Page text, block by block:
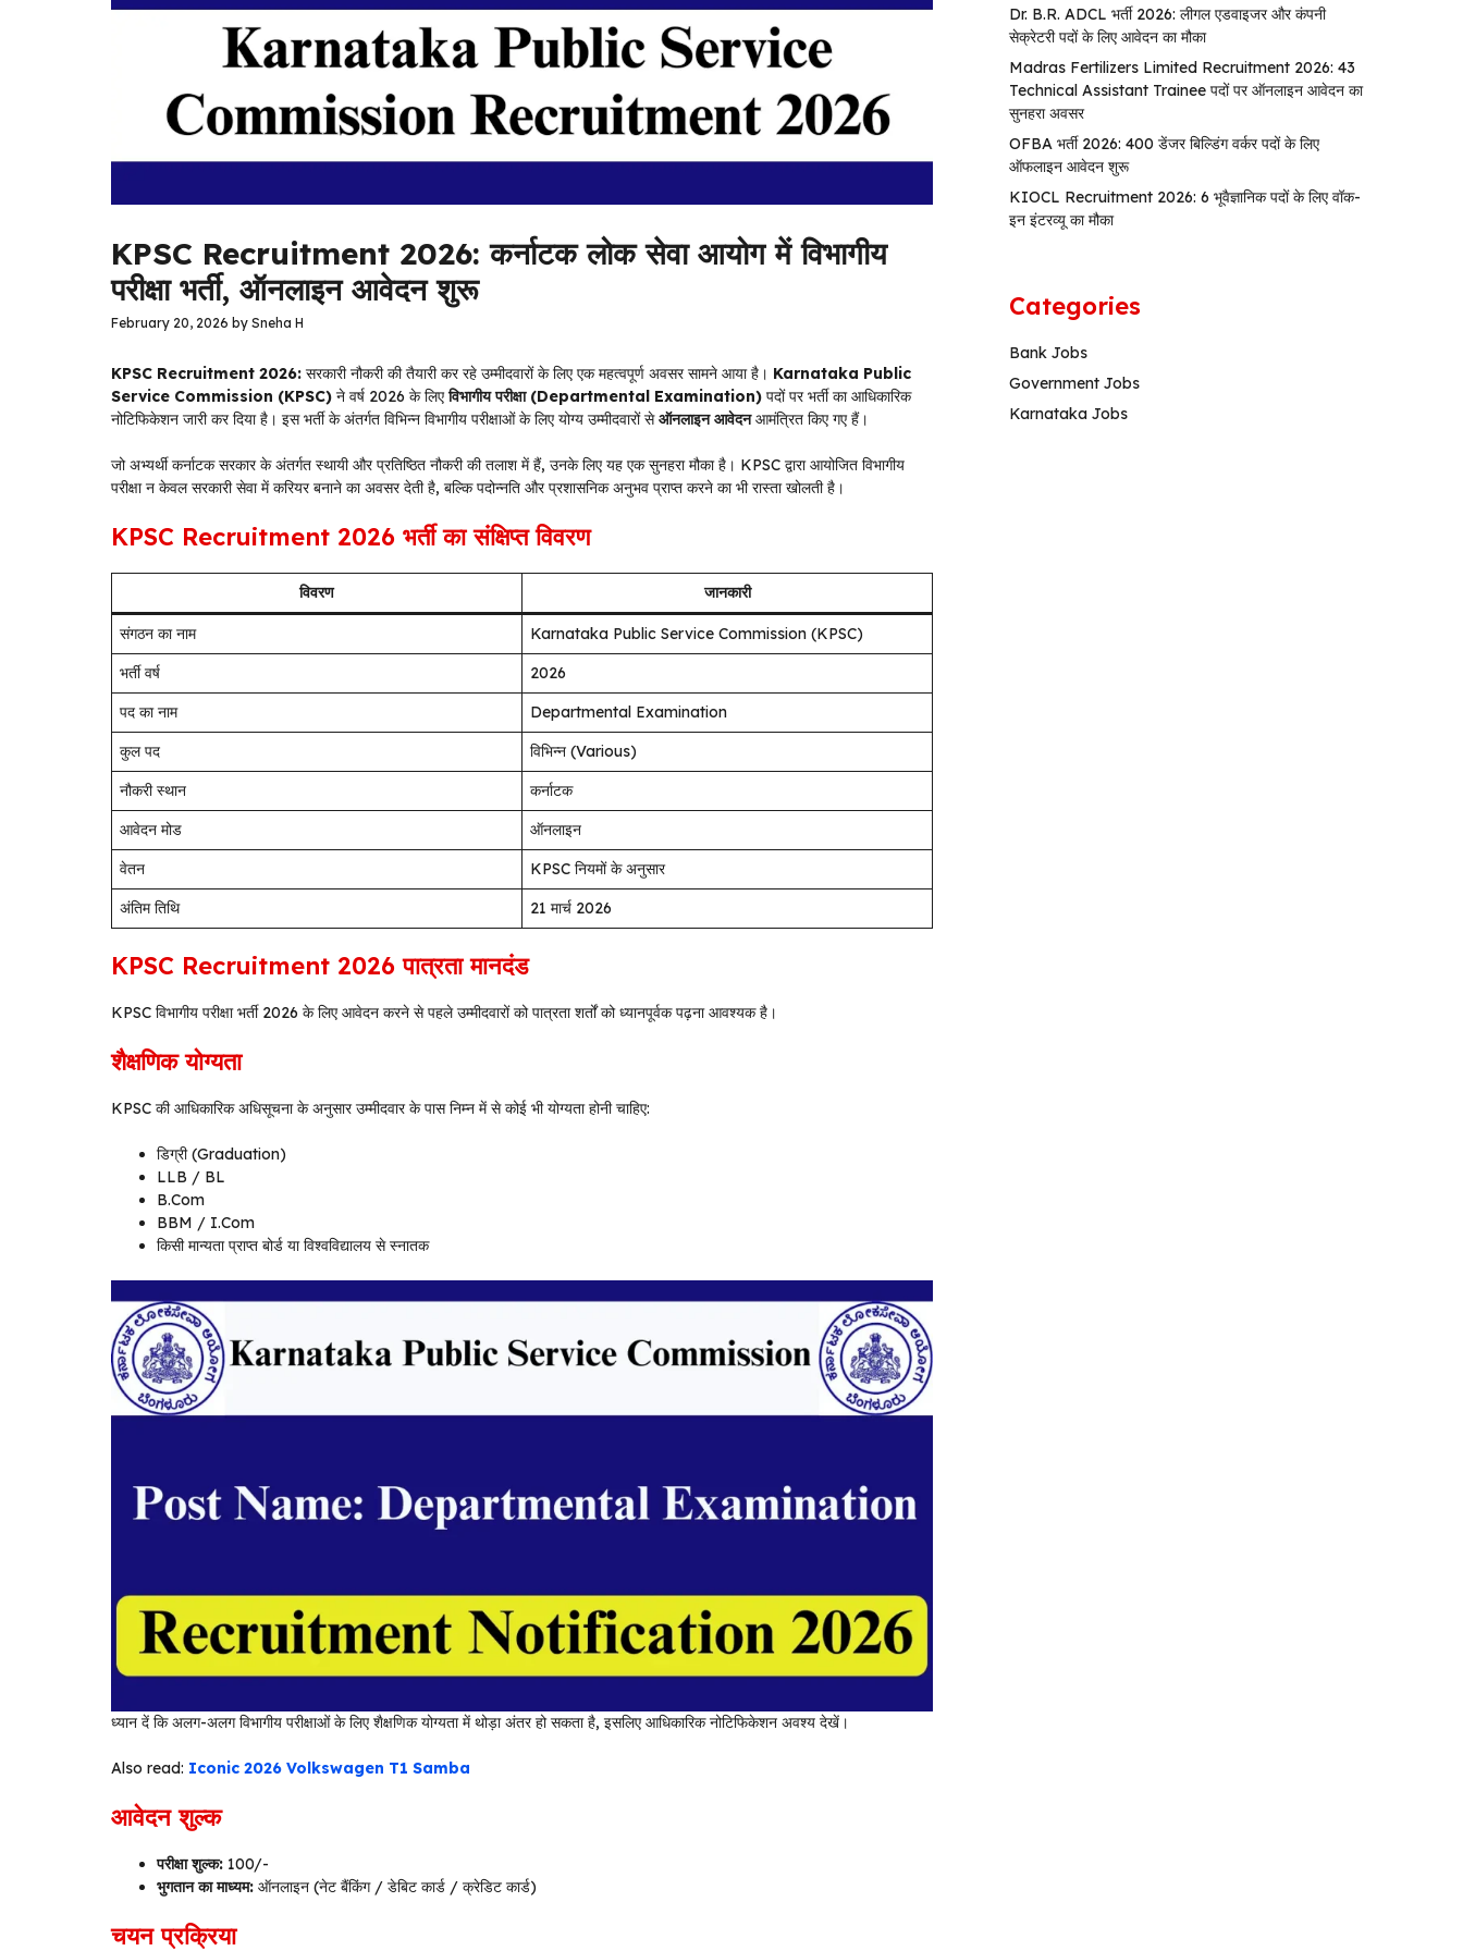
KPSC Recruitment 2026: कर्नाटक लोक सेवा आयोग में विभागीय
परीक्षा भर्ती, ऑनलाइन आवेदन शुरू
February 20, 2026 by Sneha H
KPSC Recruitment 2026: सरकारी नौकरी की तैयारी कर रहे उम्मीदवारों के लिए एक महत्वपूर्ण अवसर सामने आया है। Karnataka Public
Service Commission (KPSC) ने वर्ष 2026 के लिएविभागीय परीक्षा (Departmental Examination) पदों पर भर्ती का आधिकारिक
नोटिफिकेशन जारी कर दिया है। इस भर्ती के अंतर्गत विभिन्न विभागीय परीक्षाओं के लिए योग्य उम्मीदवारों सेऑनलाइन आवेदनआमंत्रित किए गए हैं।
जो अभ्यर्थी कर्नाटक सरकार के अंतर्गत स्थायी और प्रतिष्ठित नौकरी की तलाश में हैं, उनके लिए यह एक सुनहरा मौका है। KPSC द्वारा आयोजित विभागीय
परीक्षा न केवल सरकारी सेवा में करियर बनाने का अवसर देती है, बल्कि पदोन्नति और प्रशासनिक अनुभव प्राप्त करने का भी रास्ता खोलती है।
KPSC Recruitment 2026 भर्ती का संक्षिप्त विवरण
विवरण जानकारी
संगठन का नाम
Karnataka Public Service Commission (KPSC)
भर्ती वर्ष
2026
पद का नाम
Departmental Examination
कुल पद
विभिन्न (Various)
नौकरी स्थान
कर्नाटक
आवेदन मोड
ऑनलाइन
वेतन
KPSC नियमों के अनुसार
अंतिम तिथि
21 मार्च 2026
KPSC Recruitment 2026 पात्रता मानदंड
KPSC विभागीय परीक्षा भर्ती 2026 के लिए आवेदन करने से पहले उम्मीदवारों को पात्रता शर्तों को ध्यानपूर्वक पढ़ना आवश्यक है।
शैक्षणिक योग्यता
KPSC की आधिकारिक अधिसूचना के अनुसार उम्मीदवार के पास निम्न में से कोई भी योग्यता होनी चाहिए:
डिग्री (Graduation)
LLB / BL
B.Com
BBM / I.Com
किसी मान्यता प्राप्त बोर्ड या विश्वविद्यालय से स्नातक
ध्यान दें कि अलग-अलग विभागीय परीक्षाओं के लिए शैक्षणिक योग्यता में थोड़ा अंतर हो सकता है, इसलिए आधिकारिक नोटिफिकेशन अवश्य देखें।
Also read: Iconic 2026 Volkswagen T1 Samba
आवेदन शुल्क
परीक्षा शुल्क: ₹100/-
भुगतान का माध्यम: ऑनलाइन (नेट बैंकिंग / डेबिट कार्ड / क्रेडिट कार्ड)
चयन प्रक्रिया
Dr. B.R. ADCL भर्ती 2026: लीगल एडवाइजर और कंपनी
सेक्रेटरी पदों के लिए आवेदन का मौका
Madras Fertilizers Limited Recruitment 2026: 43
Technical Assistant Trainee पदों पर ऑनलाइन आवेदन का
सुनहरा अवसर
OFBA भर्ती 2026: 400 डेंजर बिल्डिंग वर्कर पदों के लिए
ऑफलाइन आवेदन शुरू
KIOCL Recruitment 2026: 6 भूवैज्ञानिक पदों के लिए वॉक-
इन इंटरव्यू का मौका
Categories
Bank Jobs
Government Jobs
Karnataka Jobs